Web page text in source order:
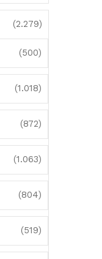
(2.279)
(500)
(1.018)
(872)
(1.063)
(804)
(519)